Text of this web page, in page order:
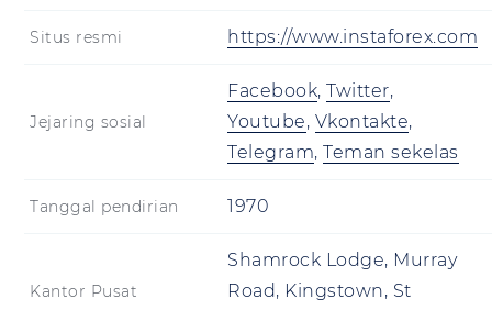
Situs resmi https://www.instaforex.com
Jejaring sosial
Facebook, Twitter,
Youtube, Vkontakte,
Telegram, Teman sekelas
Tanggal pendirian 1970
Kantor Pusat
Shamrock Lodge, Murray
Road, Kingstown, St